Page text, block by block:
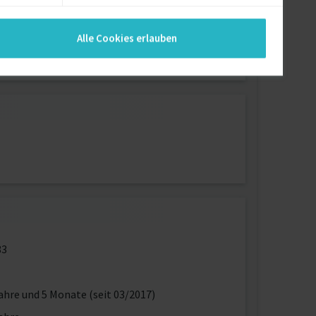
Alle Cookies erlauben
oder auch ein Team zu leiten und zu coachen
mein Interesse gehen weit über den
bedeutet Veränderung und
und 5 Monate (seit 03/2017)